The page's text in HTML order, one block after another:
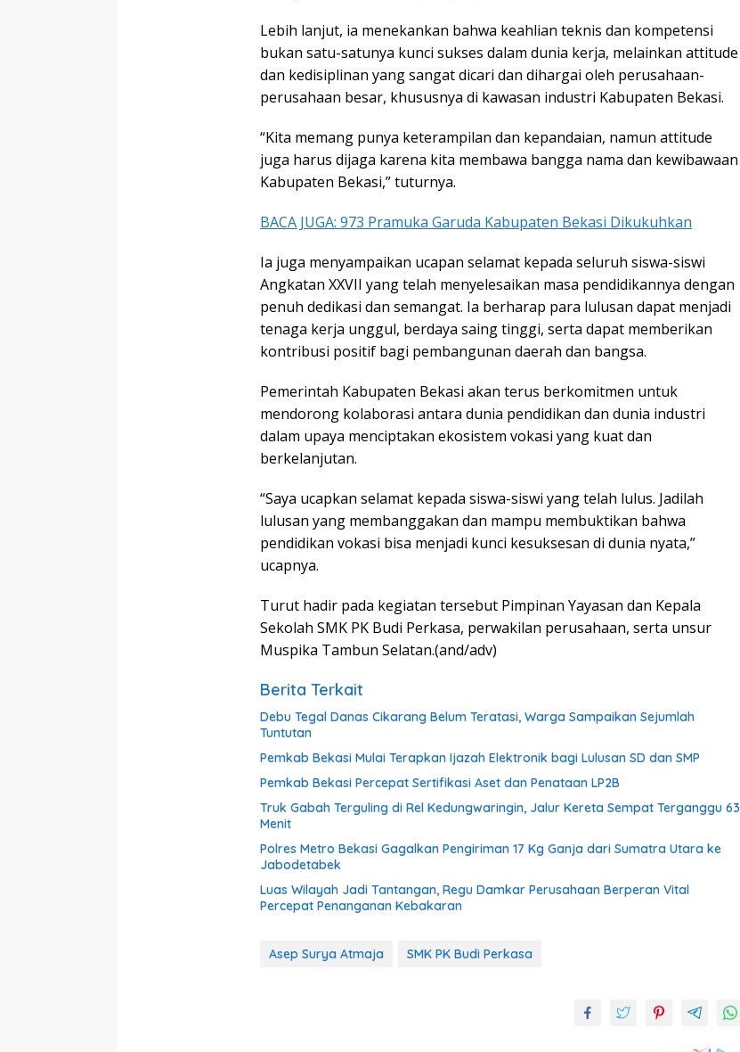
Lebih lanjut, ia menekankan bahwa keahlian teknis dan kompetensi
bukan satu-satunya kunci sukses dalam dunia kerja, melainkan attitude
dan kedisiplinan yang sangat dicari dan dihargai oleh perusahaan-
perusahaan besar, khususnya di kawasan industri Kabupaten Bekasi.
“Kita memang punya keterampilan dan kepandaian, namun attitude
juga harus dijaga karena kita membawa bangga nama dan kewibawaan
Kabupaten Bekasi,” tuturnya.
BACA JUGA: 973 Pramuka Garuda Kabupaten Bekasi Dikukuhkan
Ia juga menyampaikan ucapan selamat kepada seluruh siswa-siswi
Angkatan XXVII yang telah menyelesaikan masa pendidikannya dengan
penuh dedikasi dan semangat. Ia berharap para lulusan dapat menjadi
tenaga kerja unggul, berdaya saing tinggi, serta dapat memberikan
kontribusi positif bagi pembangunan daerah dan bangsa.
Pemerintah Kabupaten Bekasi akan terus berkomitmen untuk
mendorong kolaborasi antara dunia pendidikan dan dunia industri
dalam upaya menciptakan ekosistem vokasi yang kuat dan
berkelanjutan.
“Saya ucapkan selamat kepada siswa-siswi yang telah lulus. Jadilah
lulusan yang membanggakan dan mampu membuktikan bahwa
pendidikan vokasi bisa menjadi kunci kesuksesan di dunia nyata,”
ucapnya.
Turut hadir pada kegiatan tersebut Pimpinan Yayasan dan Kepala
Sekolah SMK PK Budi Perkasa, perwakilan perusahaan, serta unsur
Muspika Tambun Selatan.(and/adv)
Berita Terkait
Debu Tegal Danas Cikarang Belum Teratasi, Warga Sampaikan Sejumlah
Tuntutan
Pemkab Bekasi Mulai Terapkan Ijazah Elektronik bagi Lulusan SD dan SMP
Pemkab Bekasi Percepat Sertifikasi Aset dan Penataan LP2B
Truk Gabah Terguling di Rel Kedungwaringin, Jalur Kereta Sempat Terganggu 63
Menit
Polres Metro Bekasi Gagalkan Pengiriman 17 Kg Ganja dari Sumatra Utara ke
Jabodetabek
Luas Wilayah Jadi Tantangan, Regu Damkar Perusahaan Berperan Vital
Percepat Penanganan Kebakaran
Asep Surya Atmaja SMK PK Budi Perkasa